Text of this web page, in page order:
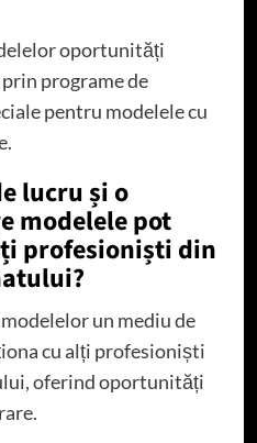
oportunități
programe de
pentru modelele cu
lucru și o
modelele pot
profesioniști din
un mediu de
cu alți profesioniști
oferind oportunități